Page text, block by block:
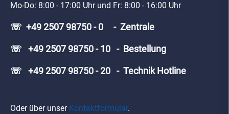
Mo-Do: 8:00 - 17:00 Uhr und Fr: 8:00 - 16:00 Uhr
☏ +49 2507 98750 - 0 - Zentrale
☏ +49 2507 98750 - 10 - Bestellung
☏ +49 2507 98750 - 20 - Technik Hotline
Oder über unser Kontaktformular.